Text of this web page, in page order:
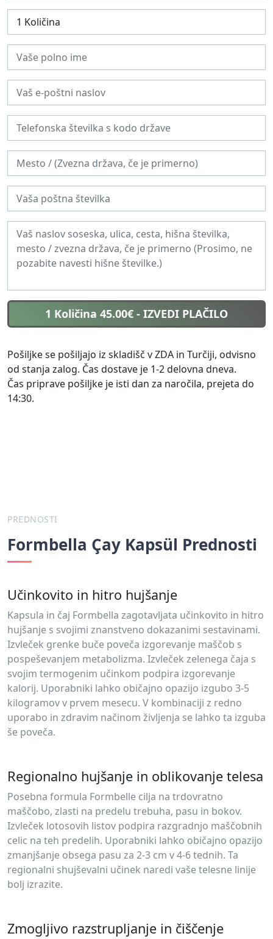
1 Količina 45.00€ - IZVEDI PLAČILO
Pošiljke se pošiljajo iz skladišč v ZDA in Turčiji, odvisno
od stanja zalog. Čas dostave je 1-2 delovna dneva.
Čas priprave pošiljke je isti dan za naročila, prejeta do
14:30.
PREDNOSTI
Formbella Çay Kapsül Prednosti
Učinkovito in hitro hujšanje
Kapsula in čaj Formbella zagotavljata učinkovito in hitro
hujšanje s svojimi znanstveno dokazanimi sestavinami.
Izvleček grenke buče poveča izgorevanje maščob s
pospeševanjem metabolizma. Izvleček zelenega čaja s
svojim termogenim učinkom podpira izgorevanje
kalorij. Uporabniki lahko običajno opazijo izgubo 3-5
kilogramov v prvem mesecu. V kombinaciji z redno
uporabo in zdravim načinom življenja se lahko ta izguba
še poveča.
Regionalno hujšanje in oblikovanje telesa
Posebna formula Formbelle cilja na trdovratno
maščobo, zlasti na predelu trebuha, pasu in bokov.
Izvleček lotosovih listov podpira razgradnjo maščobnih
celic na teh predelih. Uporabniki lahko običajno opazijo
zmanjšanje obsega pasu za 2-3 cm v 4-6 tednih. Ta
regionalni shujševalni učinek naredi vaše telesne linije
bolj izrazite.
Zmogljivo razstrupljanje in čiščenje